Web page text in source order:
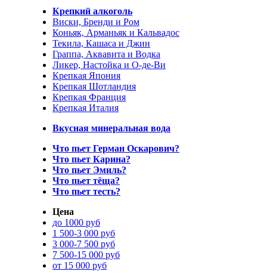
Крепкий алкоголь
Виски, Бренди и Ром
Коньяк, Арманьяк и Кальвадос
Текила, Кашаса и Джин
Граппа, Аквавита и Водка
Ликер, Настойка и О-де-Ви
Крепкая Япония
Крепкая Шотландия
Крепкая Франция
Крепкая Италия
Вкусная минеральная вода
Что пьет Герман Оскарович?
Что пьет Карина?
Что пьет Эмиль?
Что пьет тёща?
Что пьет тесть?
Цена
до 1000 руб
1 500-3 000 руб
3 000-7 500 руб
7 500-15 000 руб
от 15 000 руб